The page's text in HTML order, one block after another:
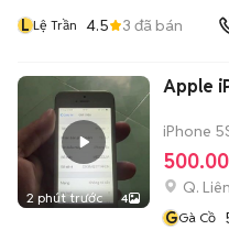
L Lệ Trần 4.5 3 đã bán
2 phút trước 4
Apple
iPhone
Q.
GGà Cồ